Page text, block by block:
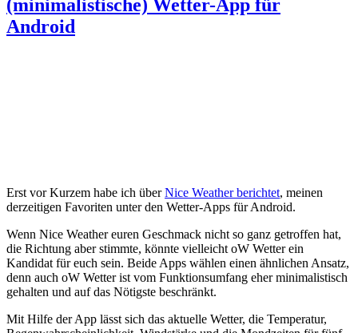
(minimalistische) Wetter-App für
Android
Erst vor Kurzem habe ich überNice Weather berichtet, meinen
derzeitigen Favoriten unter den Wetter-Apps für Android.
Wenn Nice Weather euren Geschmack nicht so ganz getroffen hat,
die Richtung aber stimmte, könnte vielleicht oW Wetter ein
Kandidat für euch sein. Beide Apps wählen einen ähnlichen Ansatz,
denn auch oW Wetter ist vom Funktionsumfang eher minimalistisch
gehalten und auf das Nötigste beschränkt.
Mit Hilfe der App lässt sich das aktuelle Wetter, die Temperatur,